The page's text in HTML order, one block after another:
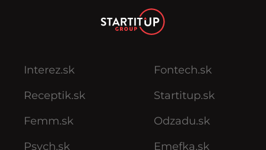
Interez.sk
Receptik.sk
Femm.sk
Psych.sk
Fontech.sk
Startitup.sk
Odzadu.sk
Emefka.sk